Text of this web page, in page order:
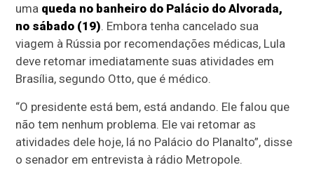
uma queda no banheiro do Palácio do Alvorada,
no sábado (19). Embora tenha cancelado sua
viagem à Rússia por recomendações médicas, Lula
deve retomar imediatamente suas atividades em
Brasília, segundo Otto, que é médico.
“O presidente está bem, está andando. Ele falou que
não tem nenhum problema. Ele vai retomar as
atividades dele hoje, lá no Palácio do Planalto”, disse
o senador em entrevista à rádio Metropole.